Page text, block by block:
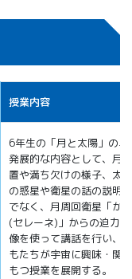
授業内容
6年生の「月と太陽」の単
発展的な内容として、月
置や満ち欠けの様子、太
の惑星や衛星の話の説明
でなく、月周回衛星「か
(セレーネ)」からの迫力
像を使って講話を行い、
もたちが宇宙に興味・関
もつ授業を展開する。